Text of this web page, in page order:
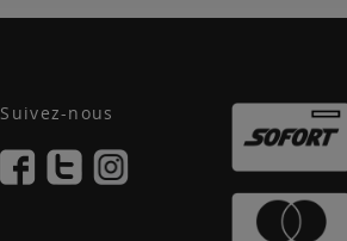
Suivez-nous